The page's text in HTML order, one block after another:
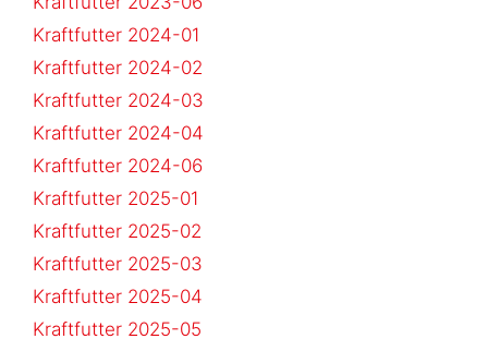
Kraftfutter 2024-01
Kraftfutter 2024-02
Kraftfutter 2024-03
Kraftfutter 2024-04
Kraftfutter 2024-06
Kraftfutter 2025-01
Kraftfutter 2025-02
Kraftfutter 2025-03
Kraftfutter 2025-04
Kraftfutter 2025-05